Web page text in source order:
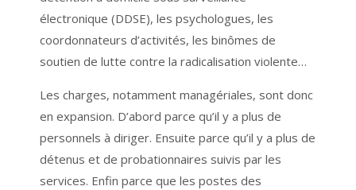
électronique (DDSE), les psychologues, les
coordonnateurs d’activités, les binômes de
soutien de lutte contre la radicalisation violente…
Les charges, notamment managériales, sont donc
en expansion. D’abord parce qu’il y a plus de
personnels à diriger. Ensuite parce qu’il y a plus de
détenus et de probationnaires suivis par les
services. Enfin parce que les postes des